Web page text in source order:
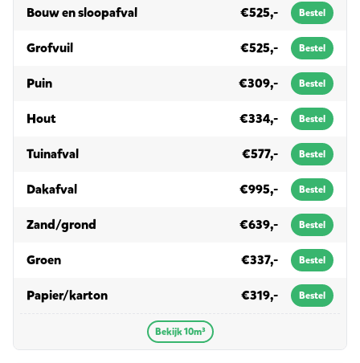
Bouw en sloopafvalin 10m³ €525,- Bestel
Grofvuilin 10m³ €525,- Bestel
Puinin 10m³ €309,- Bestel
Houtin 10m³ €334,- Bestel
Tuinafvalin 10m³ €577,- Bestel
Dakafvalin 10m³ €995,- Bestel
Zand/grond €639,- Bestel
Groenin 10m³ €337,- Bestel
Papier/kartonin 10m³ €319,- Bestel
Bekijk 10m³